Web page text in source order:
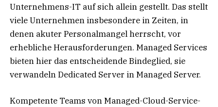
Unternehmens-IT auf sich allein gestellt. Das stellt
viele Unternehmen insbesondere in Zeiten, in
denen akuter Personalmangel herrscht, vor
erhebliche Herausforderungen. Managed Services
bieten hier das entscheidende Bindeglied, sie
verwandeln Dedicated Server in Managed Server.
Kompetente Teams von Managed-Cloud-Service-